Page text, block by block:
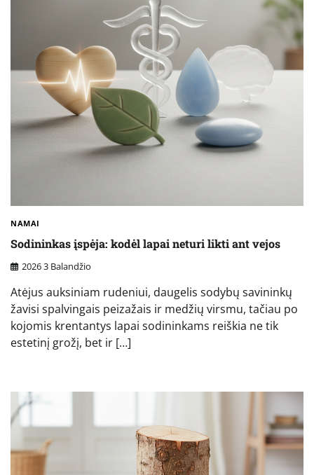
NAMAI
Sodininkas įspėja: kodėl lapai neturi likti ant vejos
2026 3 Balandžio
Atėjus auksiniam rudeniui, daugelis sodybų savininkų
žavisi spalvingais peizažais ir medžių virsmu, tačiau po
kojomis krentantys lapai sodininkams reiškia ne tik
estetinį grožį, bet ir […]